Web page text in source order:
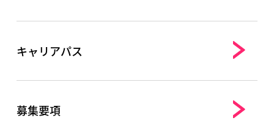
キャリアパス
募集要項